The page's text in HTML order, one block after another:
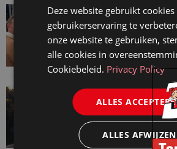
VAN ONZE
Martin Woodward:
advocatenkantoor
4 augustus 2026
VAN ONZE
Waarom standaard
kosten
31 juli 2026
Deze website gebruikt
gebruikerservaring te
onze website te gebruiken,
alle cookies in
Cookiebeleid. Privacy Policy
ALLES
ALLES AFWIJZEN